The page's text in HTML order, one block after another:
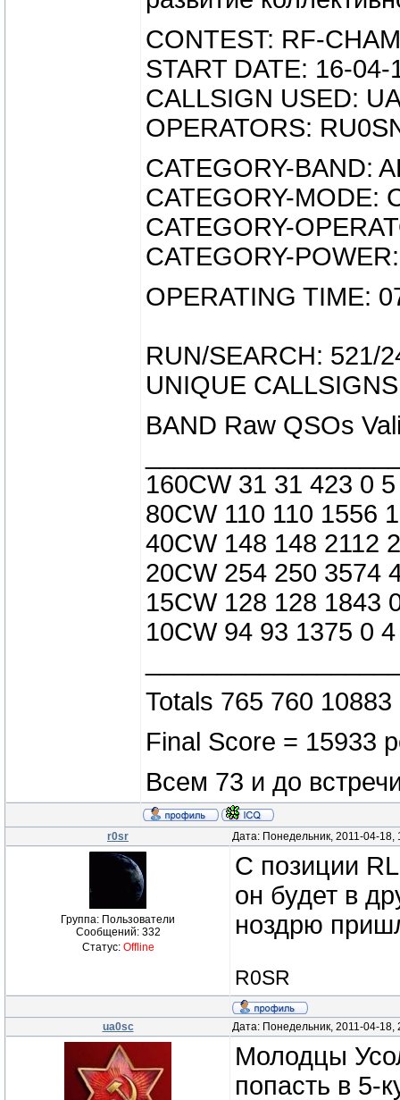
CONTEST: RF-
START DATE: 16-04-
CALLSIGN USED:
OPERATORS:
CATEGORY-BAND:
CATEGORY-MODE:
CATEGORY-
CATEGORY-
OPERATING TIME:
RUN/SEARCH: 521/
UNIQUE
BAND Raw QSOs
160CW 31 31 423 0 5
80CW 110 110 1556
40CW 148 148 2112
20CW 254 250 3574
15CW 128 128 1843
10CW 94 93 1375 0 4
Totals 765 760 10883
Final Score = 15933
Всем 73 и до
r0sr Дата: Понедельник, 2011-04-
Группа: Пользователи
Сообщений: 332
Статус: Offline
С позиции
он будет в
ноздрю
R0SR
ua0sc Дата: Понедельник, 2011-04-
Молодцы
попасть в 5-